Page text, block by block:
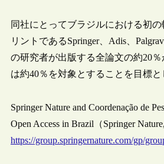
同社にとってブラジルにおける初
リントであるSpringer、Adis、
の研究者が出版する全論文の約20
は約40％を対象とすることを目標と
Springer Nature and Coordenação de
Open Access in Brazil（Springer
https://group.springernature.com/gp/